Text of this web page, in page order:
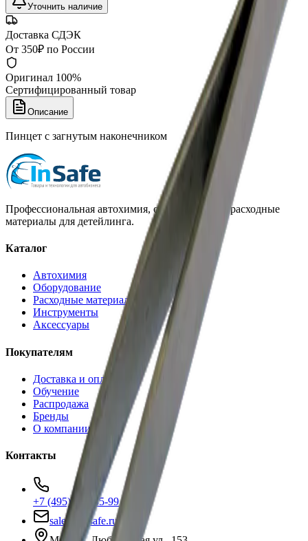
Уточнить наличие
Доставка СДЭК
От 350₽ по России
Оригинал 100%
Сертифицированный товар
Описание
Пинцет с загнутым наконечником
Профессиональная автохимия, оборудование и расходные
материалы для детейлинга.
Каталог
Автохимия
Оборудование
Расходные материалы
Инструменты
Аксессуары
Покупателям
Доставка и оплата
Обучение
Распродажа
Бренды
О компании
Контакты
+7 (495) 135-35-99
sales@insafe.ru